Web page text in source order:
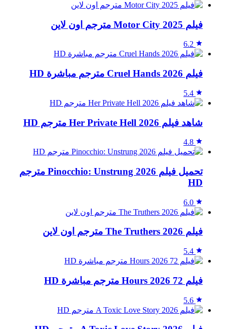
فيلم Motor City 2025 مترجم اون لاين
6.2
فيلم Cruel Hands 2026 مترجم مباشرة HD
5.4
شاهد فيلم Her Private Hell 2026 مترجم HD
4.8
تحميل فيلم Pinocchio: Unstrung 2026 مترجم
HD
6.0
فيلم The Truthers 2026 مترجم اون لاين
5.4
فيلم 72 Hours 2026 مترجم مباشرة HD
5.6